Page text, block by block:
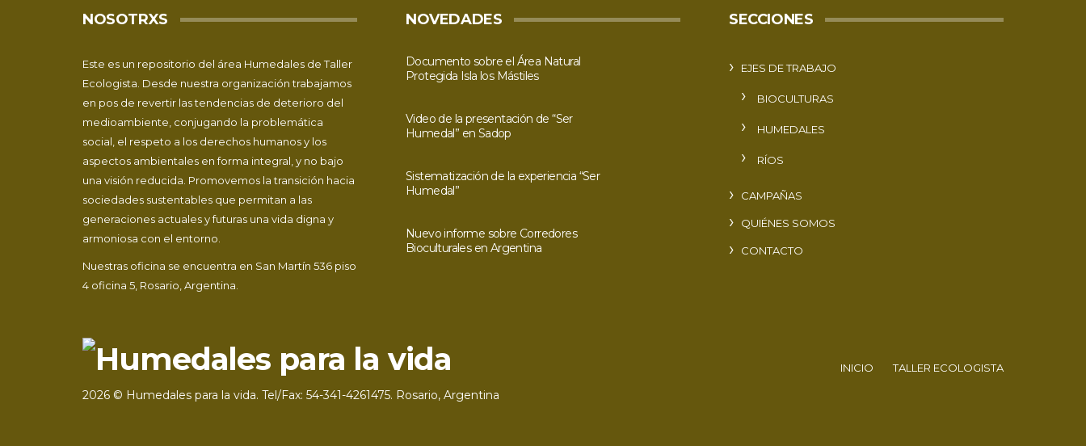
NOSOTRXS
Este es un repositorio del área Humedales deTaller
Ecologista . Desde nuestra organización trabajamos
en pos de revertir las tendencias de deterioro del
medioambiente, conjugando la problemática
social, el respeto a los derechos humanos y los
aspectos ambientales en forma integral, y no bajo
una visión reducida. Promovemos la transición hacia
sociedades sustentables que permitan a las
generaciones actuales y futuras una vida digna y
armoniosa con el entorno.
Nuestras oficina se encuentra en San Martín 536 piso
4 oficina 5, Rosario, Argentina.
NOVEDADES
Documento sobre el Área Natural
Protegida Isla los Mástiles
Video de la presentación de “Ser
Humedal” en Sadop
Sistematización de la experiencia “Ser
Humedal”
Nuevo informe sobre Corredores
Bioculturales en Argentina
SECCIONES
EJES DE TRABAJO
BIOCULTURAS
HUMEDALES
RÍOS
CAMPAÑAS
QUIÉNES SOMOS
CONTACTO
2026 © Humedales para la vida. Tel/Fax: 54-341-4261475. Rosario, Argentina
INICIO TALLER ECOLOGISTA